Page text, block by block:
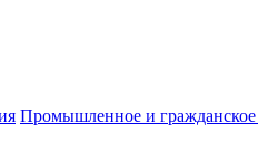
Промышленное и гражданское